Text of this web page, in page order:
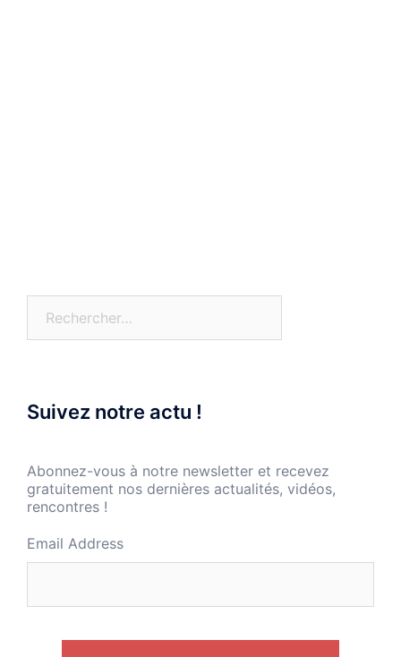
Suivez notre actu !
Abonnez-vous à notre newsletter et recevez
gratuitement nos dernières actualités, vidéos,
rencontres !
Email Address